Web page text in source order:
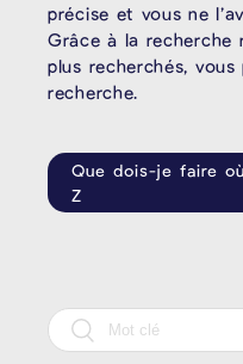
précise et vous ne
Grâce à la recherche
plus recherchés,
recherche.
Que dois-je faire
Z